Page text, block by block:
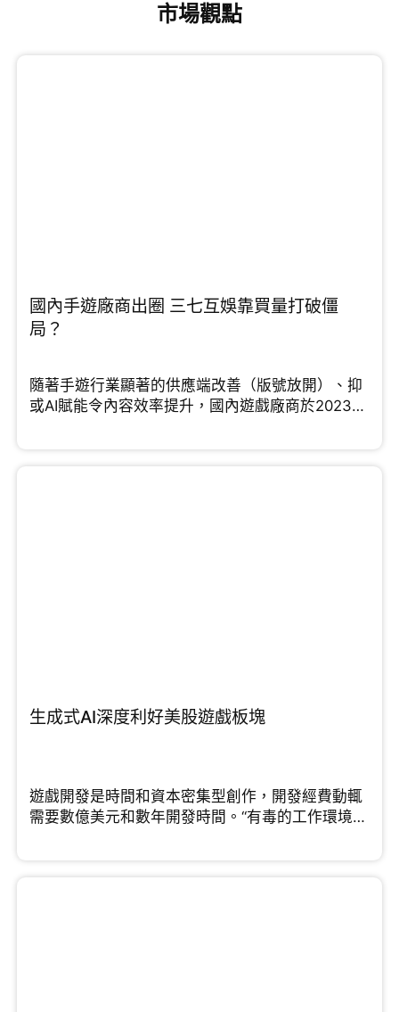
市場觀點
國內手遊廠商出圈 三七互娛靠買量打破僵
局？
隨著手遊行業顯著的供應端改善（版號放開）、抑
或AI賦能令內容效率提升，國內遊戲廠商於2023年
生成式AI深度利好美股遊戲板塊
遊戲開發是時間和資本密集型創作，開發經費動輒
需要數億美元和數年開發時間。“有毒的工作環境和